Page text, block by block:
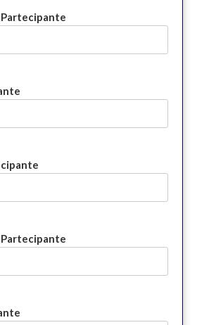
Partecipante
Partecipante